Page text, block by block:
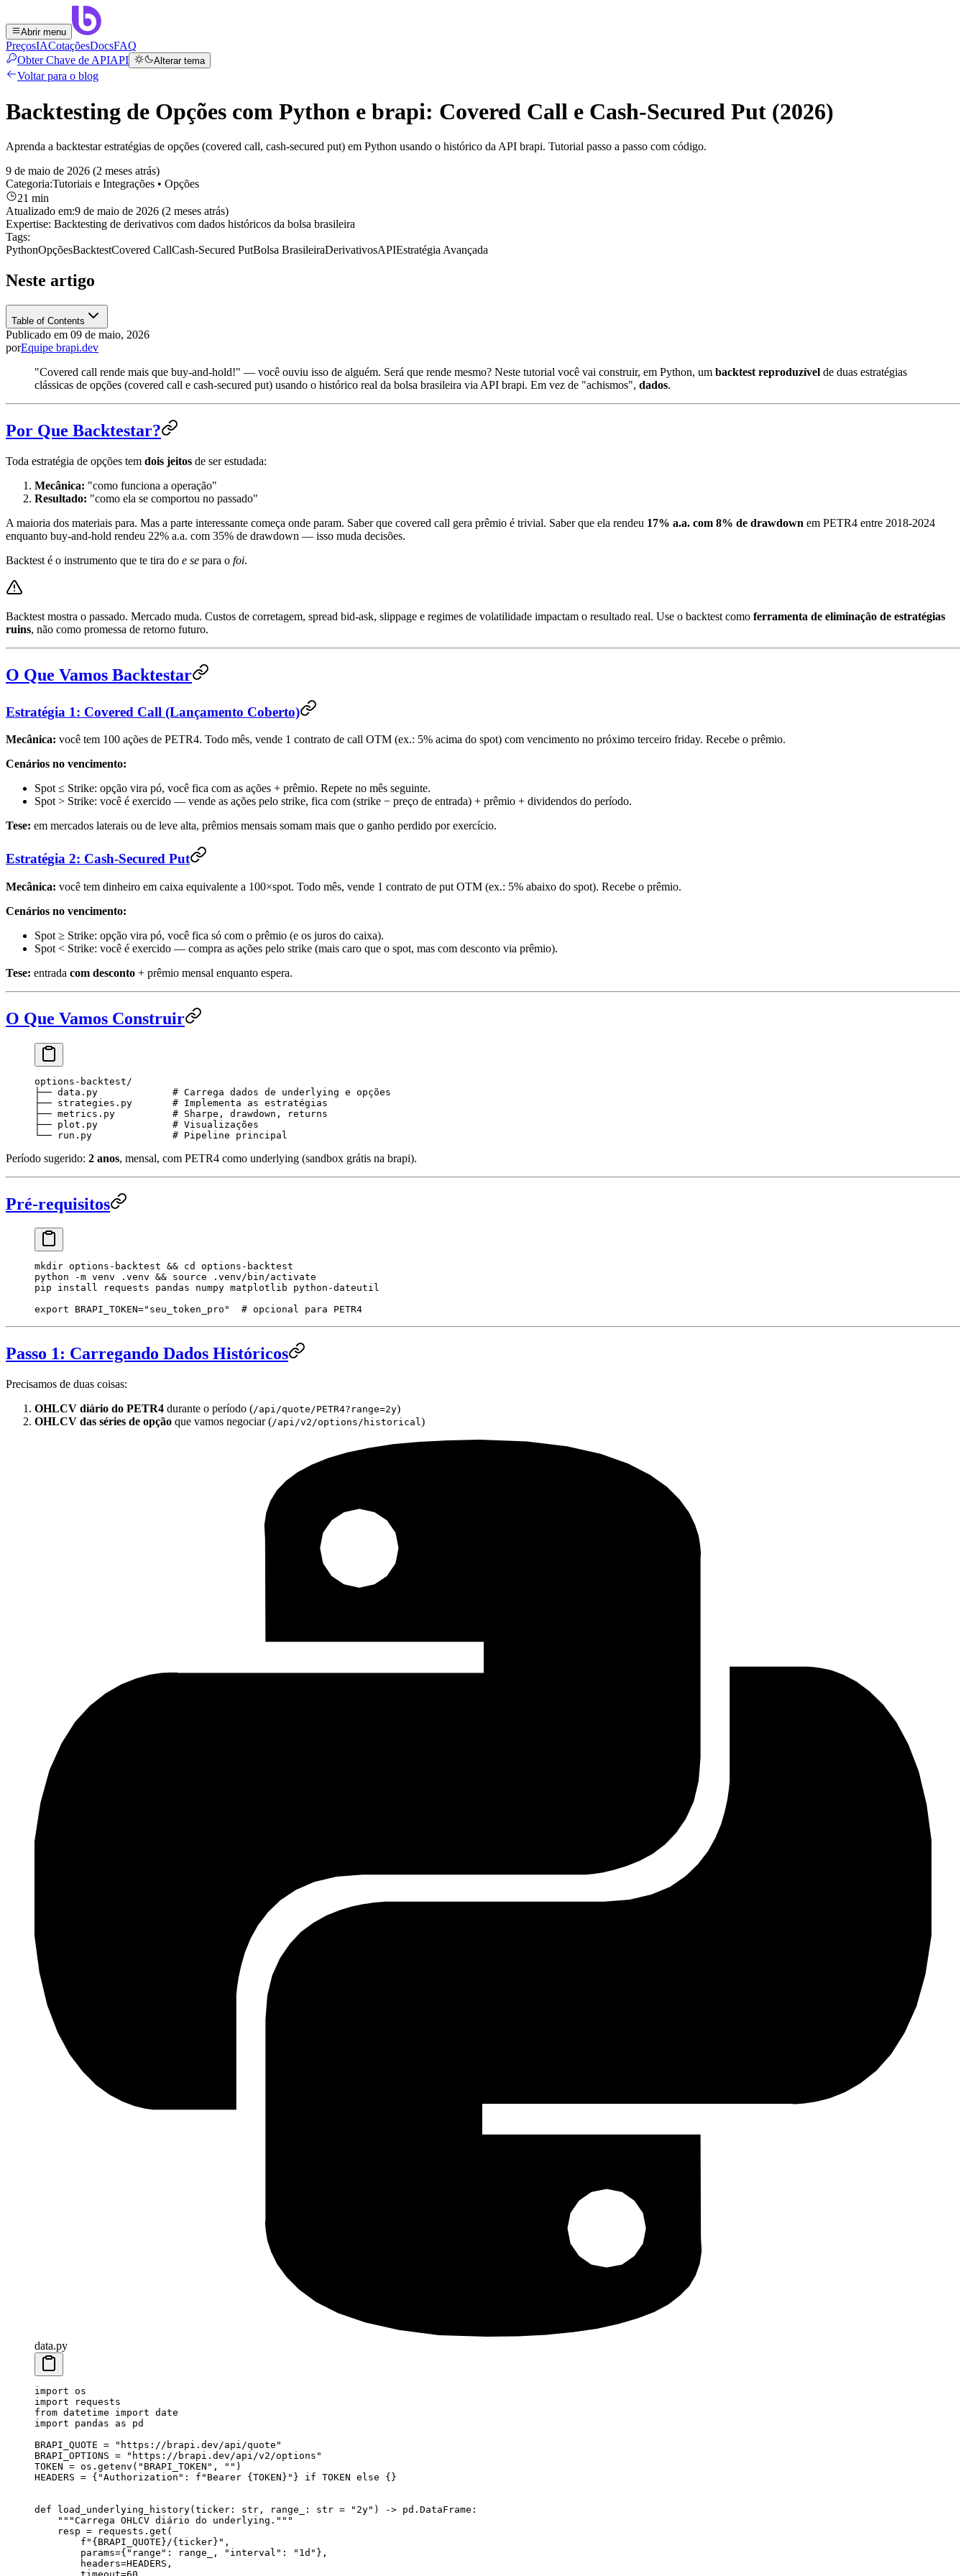
Abrir menu
PreçosIACotaçõesDocsFAQ
Obter Chave de APIAPI Alterar tema
Voltar para o blog
Backtesting de Opções com Python e brapi: Covered Call e Cash-Secured Put (2026)
Aprenda a backtestar estratégias de opções (covered call, cash-secured put) em Python usando o histórico da API brapi. Tutorial passo a passo com código.
9 de maio de 2026 (2 meses atrás)
Categoria:Tutoriais e Integrações • Opções
21 min
Atualizado em:9 de maio de 2026 (2 meses atrás)
Expertise: Backtesting de derivativos com dados históricos da bolsa brasileira
Tags:
PythonOpçõesBacktestCovered CallCash-Secured PutBolsa BrasileiraDerivativosAPIEstratégia Avançada
Neste artigo
Table of Contents
Publicado em 09 de maio, 2026
porEquipe brapi.dev
"Covered call rende mais que buy-and-hold!" — você ouviu isso de alguém. Será que rende mesmo? Neste tutorial você vai construir, em Python, um backtest reproduzível de duas estratégias
clássicas de opções (covered call e cash-secured put) usando o histórico real da bolsa brasileira via API brapi. Em vez de "achismos", dados.
Por Que Backtestar?
Toda estratégia de opções tem dois jeitos de ser estudada:
Mecânica: "como funciona a operação"
Resultado: "como ela se comportou no passado"
A maioria dos materiais para. Mas a parte interessante começa onde param. Saber que covered call gera prêmio é trivial. Saber que ela rendeu 17% a.a. com 8% de drawdown em PETR4 entre 2018-2024
enquanto buy-and-hold rendeu 22% a.a. com 35% de drawdown — isso muda decisões.
Backtest é o instrumento que te tira do e se para o foi.
Backtest mostra o passado. Mercado muda. Custos de corretagem, spread bid-ask, slippage e regimes de volatilidade impactam o resultado real. Use o backtest como ferramenta de eliminação de estratégias
ruins, não como promessa de retorno futuro.
O Que Vamos Backtestar
Estratégia 1: Covered Call (Lançamento Coberto)
Mecânica: você tem 100 ações de PETR4. Todo mês, vende 1 contrato de call OTM (ex.: 5% acima do spot) com vencimento no próximo terceiro friday. Recebe o prêmio.
Cenários no vencimento:
Spot ≤ Strike: opção vira pó, você fica com as ações + prêmio. Repete no mês seguinte.
Spot > Strike: você é exercido — vende as ações pelo strike, fica com (strike − preço de entrada) + prêmio + dividendos do período.
Tese: em mercados laterais ou de leve alta, prêmios mensais somam mais que o ganho perdido por exercício.
Estratégia 2: Cash-Secured Put
Mecânica: você tem dinheiro em caixa equivalente a 100×spot. Todo mês, vende 1 contrato de put OTM (ex.: 5% abaixo do spot). Recebe o prêmio.
Cenários no vencimento:
Spot ≥ Strike: opção vira pó, você fica só com o prêmio (e os juros do caixa).
Spot < Strike: você é exercido — compra as ações pelo strike (mais caro que o spot, mas com desconto via prêmio).
Tese: entrada com desconto + prêmio mensal enquanto espera.
O Que Vamos Construir
options-backtest/
├── data.py             # Carrega dados de underlying e opções
├── strategies.py       # Implementa as estratégias
├── metrics.py          # Sharpe, drawdown, returns
├── plot.py             # Visualizações
└── run.py              # Pipeline principal
Período sugerido: 2 anos, mensal, com PETR4 como underlying (sandbox grátis na brapi).
Pré-requisitos
mkdir options-backtest && cd
options-backtest
python -m venv .venv && source .venv/bin/activate
pip install requests pandas numpy matplotlib python-dateutil
export BRAPI_TOKEN=" seu_token_pro "
  # opcional para PETR4
Passo 1: Carregando Dados Históricos
Precisamos de duas coisas:
OHLCV diário do PETR4 durante o período (/api/quote/PETR4?range=2y)
OHLCV das séries de opção que vamos negociar (/api/v2/options/historical)
data.py
import os
import requests
from datetime import date
import pandas as pd
BRAPI_QUOTE = " https://brapi.dev/api/quote "
BRAPI_OPTIONS = " https://brapi.dev/api/v2/options "
TOKEN = os.getenv( " BRAPI_TOKEN " , "" )
HEADERS = { "Authorization " : f "Bearer { TOKEN } " } if TOKEN else {}
def load_underlying_history( ticker : str , range_ : str = " 2y" ) -> pd.DataFrame:
    """
Carrega OHLCV diário do underlying. """
    resp
= requests.get(
        f
" { BRAPI_QUOTE }/{ ticker} " ,
        params
={ " range " : range_, " interval " : " 1d " },
        headers
=HEADERS ,